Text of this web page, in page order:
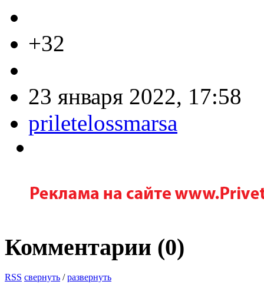
+32
23 января 2022, 17:58
priletelossmarsa
Комментарии (0)
RSS свернуть /развернуть